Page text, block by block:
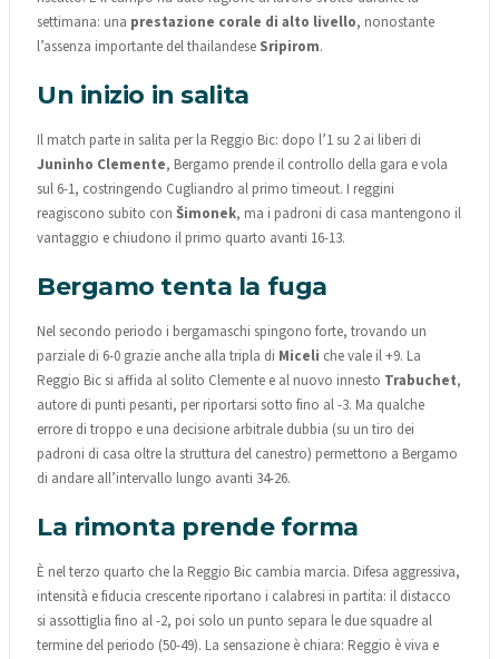
settimana: una prestazione corale di alto livello, nonostante
l’assenza importante del thailandese Sripirom.
Un inizio in salita
Il match parte in salita per la Reggio Bic: dopo l’1 su 2 ai liberi di
Juninho Clemente, Bergamo prende il controllo della gara e vola
sul 6-1, costringendo Cugliandro al primo timeout. I reggini
reagiscono subito con Šimonek, ma i padroni di casa mantengono il
vantaggio e chiudono il primo quarto avanti 16-13.
Bergamo tenta la fuga
Nel secondo periodo i bergamaschi spingono forte, trovando un
parziale di 6-0 grazie anche alla tripla di Miceli che vale il +9. La
Reggio Bic si affida al solito Clemente e al nuovo innesto Trabuchet,
autore di punti pesanti, per riportarsi sotto fino al -3. Ma qualche
errore di troppo e una decisione arbitrale dubbia (su un tiro dei
padroni di casa oltre la struttura del canestro) permettono a Bergamo
di andare all’intervallo lungo avanti 34-26.
La rimonta prende forma
È nel terzo quarto che la Reggio Bic cambia marcia. Difesa aggressiva,
intensità e fiducia crescente riportano i calabresi in partita: il distacco
si assottiglia fino al -2, poi solo un punto separa le due squadre al
termine del periodo (50-49). La sensazione è chiara: Reggio è viva e